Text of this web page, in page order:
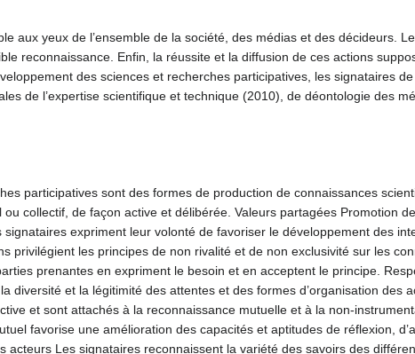
aux yeux de l’ensemble de la société, des médias et des décideurs.
reconnaissance. Enfin, la réussite et la diffusion de ces actions
des sciences et recherches participatives, les signataires
de l’expertise scientifique et technique (2010), de déontologie des
participatives sont des formes de production de connaissances
collectif, de façon active et délibérée. Valeurs partagées Promotion
expriment leur volonté de favoriser le développement des
privilégient les principes de non rivalité et de non exclusivité sur les
prenantes en expriment le besoin et en acceptent le principe.
diversité et la légitimité des attentes et des formes d’organisation des
et sont attachés à la reconnaissance mutuelle et à la non-
favorise une amélioration des capacités et aptitudes de réflexion,
acteurs Les signataires reconnaissent la variété des savoirs des